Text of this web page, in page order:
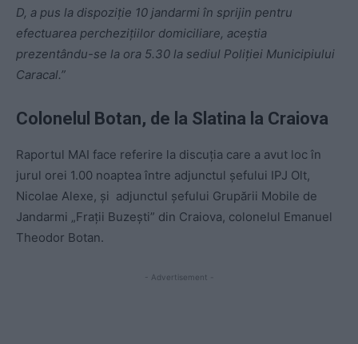
D, a pus la dispoziţie 10 jandarmi în sprijin pentru
efectuarea percheziţiilor domiciliare, aceştia
prezentându-se la ora 5.30 la sediul Poliţiei Municipiului
Caracal.”
Colonelul Botan, de la Slatina la Craiova
Raportul MAI face referire la discuţia care a avut loc în
jurul orei 1.00 noaptea între adjunctul şefului IPJ Olt,
Nicolae Alexe, şi adjunctul şefului Grupării Mobile de
Jandarmi „Frații Buzești” din Craiova, colonelul Emanuel
Theodor Botan.
- Advertisement -